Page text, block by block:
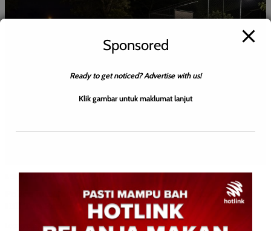
Police hunting suspect in indecent disturbance case at
August 3, 2026 0
Sponsored
Ready to get noticed? Advertise with us!
Klik gambar untuk maklumat lanjut